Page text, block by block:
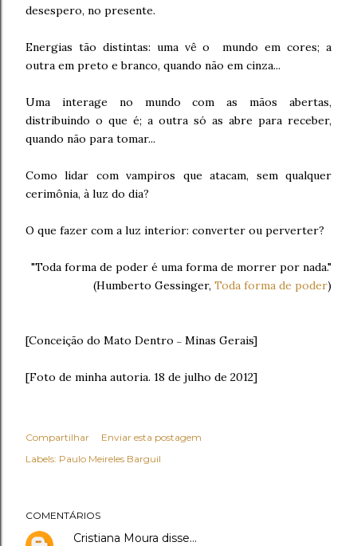
desespero, no presente.
Energias tão distintas: uma vê o mundo em cores; a
outra em preto e branco, quando não em cinza...
Uma interage no mundo com as mãos abertas,
distribuindo o que é; a outra só as abre para receber,
quando não para tomar...
Como lidar com vampiros que atacam, sem qualquer
cerimônia, à luz do dia?
O que fazer com a luz interior: converter ou perverter?
"Toda forma de poder é uma forma de morrer por nada."
(Humberto Gessinger, Toda forma de poder)
[Conceição do Mato Dentro – Minas Gerais]
[Foto de minha autoria. 18 de julho de 2012]
Compartilhar
Enviar esta postagem
Labels: Paulo Meireles Barguil
COMENTÁRIOS
Cristiana Moura disse…